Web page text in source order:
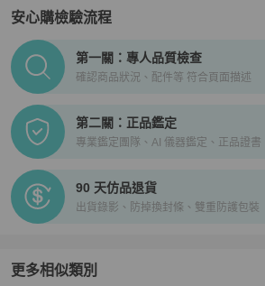
安心購檢驗流程
PopChill拍拍圈正品驗證、安心購檢驗流
第一關：專人品質檢查
確認商品狀況、配件等 符合頁面描述
第二關：正品鑑定
專業鑑定團隊、AI 儀器鑑定、正品證書
90 天仿品退貨
出貨錄影、防掉換封條、雙重防護包裝
更多相似類別